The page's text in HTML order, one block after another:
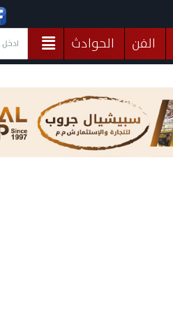
الفن
الحوادث
منوعات